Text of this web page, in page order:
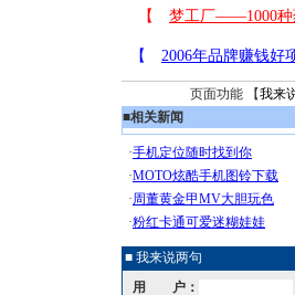
页面功能 【我来
■相关新闻
■ 我来说两句
用 户：